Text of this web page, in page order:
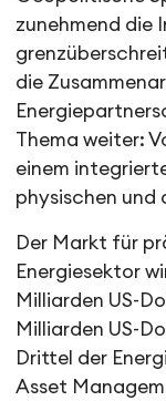
zunehmend die
die
Thema weiter:
einem
physischen und
Der Markt für
Energiesektor
Milliarden US-
Milliarden US-
Drittel der
Asset